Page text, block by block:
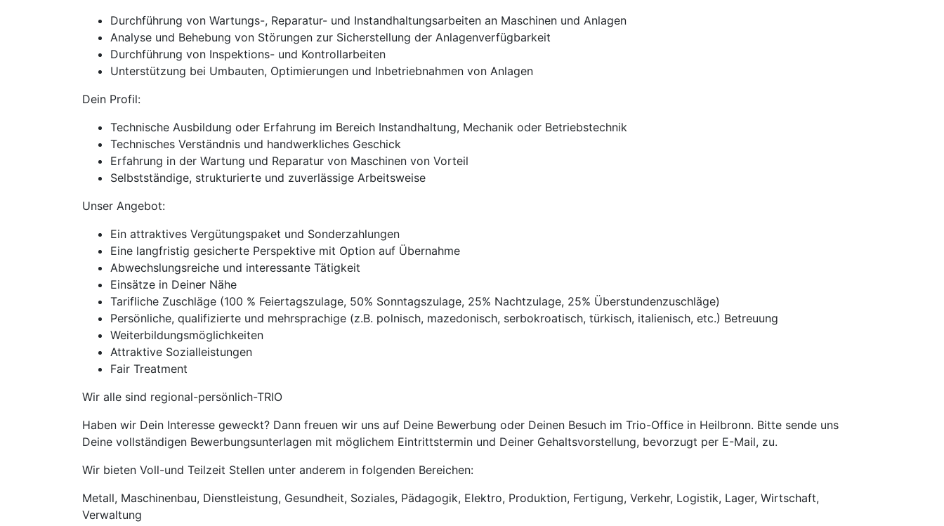
Durchführung von Wartungs-, Reparatur- und Instandhaltungsarbeiten an Maschinen und Anlagen
Analyse und Behebung von Störungen zur Sicherstellung der Anlagenverfügbarkeit
Durchführung von Inspektions- und Kontrollarbeiten
Unterstützung bei Umbauten, Optimierungen und Inbetriebnahmen von Anlagen
Dein Profil:
Technische Ausbildung oder Erfahrung im Bereich Instandhaltung, Mechanik oder Betriebstechnik
Technisches Verständnis und handwerkliches Geschick
Erfahrung in der Wartung und Reparatur von Maschinen von Vorteil
Selbstständige, strukturierte und zuverlässige Arbeitsweise
Unser Angebot:
Ein attraktives Vergütungspaket und Sonderzahlungen
Eine langfristig gesicherte Perspektive mit Option auf Übernahme
Abwechslungsreiche und interessante Tätigkeit
Einsätze in Deiner Nähe
Tarifliche Zuschläge (100 % Feiertagszulage, 50% Sonntagszulage, 25% Nachtzulage, 25% Überstundenzuschläge)
Persönliche, qualifizierte und mehrsprachige (z.B. polnisch, mazedonisch, serbokroatisch, türkisch, italienisch, etc.) Betreuung
Weiterbildungsmöglichkeiten
Attraktive Sozialleistungen
Fair Treatment
Wir alle sind regional-persönlich-TRIO
Haben wir Dein Interesse geweckt? Dann freuen wir uns auf Deine Bewerbung oder Deinen Besuch im Trio-Office in Heilbronn. Bitte sende uns
Deine vollständigen Bewerbungsunterlagen mit möglichem Eintrittstermin und Deiner Gehaltsvorstellung, bevorzugt per E-Mail, zu.
Wir bieten Voll-und Teilzeit Stellen unter anderem in folgenden Bereichen:
Metall, Maschinenbau, Dienstleistung, Gesundheit, Soziales, Pädagogik, Elektro, Produktion, Fertigung, Verkehr, Logistik, Lager, Wirtschaft,
Verwaltung